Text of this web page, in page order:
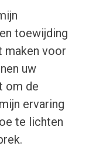
toewijding
maken voor
uw
om de
ervaring
te lichten